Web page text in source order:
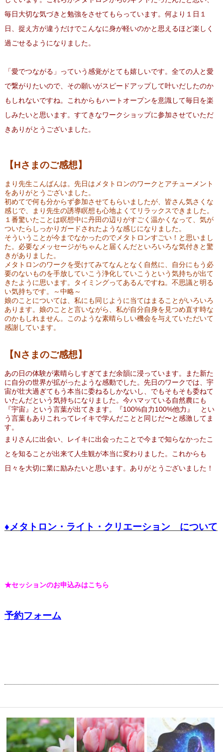
毎日大切な気づきと勉強をさせてもらっています。 何より１日１
日、 捉え方が違うだけでこんなに身が軽いのかと思えるほど楽しく
過ごせるようになりました。
「愛でつながる」っていう感覚がとても嬉しいです。全ての人と愛
で繋がりたいので、 その願いがスピードアップして叶いだしたのか
もしれないですね。
これからもハートオープンを意識して毎日を楽
しみたいと思います。 すてきなワークショップに参加させていただ
きありがとうございま した。
【Hさまのご感想】
まり先生こんばんは。先日はメタトロンのワークとアチューメント
をありがとうございました。
初めてで何も分からず参加させてもらいましたが、皆さん気さくな
感じで、まり先生の誘導瞑想も心地よくてリラックスできま した。
１番驚いたことは瞑想中に丹田の辺りがすごく温かくなって、気が
ついたらしっかりガードされたような感じになりました。
そういうことが今までなかったのでメタトロンすごい！と思いまし
た。必要なメッセージがちゃんと届くんだといろいろな気付きと驚
きがありました。
メタトロンのワークを受けてみてなんとなく自然に、自分にもう 必
要のないものを手放していこう浄化していこうという気持ちが出て
きたように思います。タイミングってあるんですね。不思議と明る
い気持ちです。～中略～
娘のことについては、私にも同じように当てはまることがいろいろ
あります。娘のことと言いながら、私が自分自身を見つめ直す時な
のかもしれません。こ のような素晴らしい機会を与えていただいて
感謝しています。
【Nさまのご感想】
あの日の体験が素晴らしすぎて まだ余韻に浸っています。
また新た
に自分の世界が拡がったような感動でした。 先日のワークでは、宇
宙が壮大過ぎてもう本当に委ねるしかないし、 でもそもそも委ねて
いたんだという気持ちになりました。 今ハマッている自然農にも
『宇宙』という言葉が出てきます。『100%自力100%他力』 とい
う言葉もあり これってレイキで学んだことと同じだ〜と感激してま
す。
まりさんに出会い、レイキに出会ったことで今まで知らなかったこ
とを知ることが出来て 人生観が本当に変わりました。これからも
日々を大切に業に励みたいと思います。 ありがとうございました！
♦メタトロン・ライト・クリエーション について
★セッションのお申込みはこちら
予約フォーム